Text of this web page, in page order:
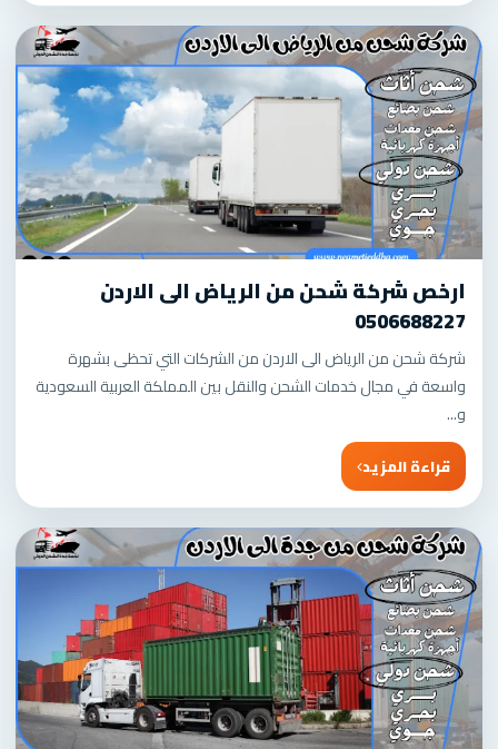
ارخص شركة شحن من الرياض الى الاردن
0506688227
شركة شحن من الرياض الى الاردن من الشركات التي تحظى بشهرة
واسعة في مجال خدمات الشحن والنقل بين المملكة العربية السعودية
و...
قراءة المزيد